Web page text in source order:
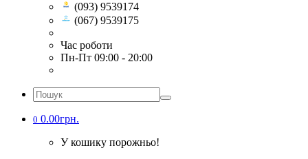
(093) 9539174
(067) 9539175
Час роботи
Пн-Пт 09:00 - 20:00
0 0.00грн.
У кошику порожньо!